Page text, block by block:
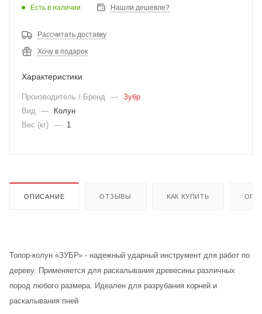
Есть в наличии Нашли дешевле?
Рассчитать доставку
Хочу в подарок
Характеристики
Производитель / Бренд — Зубр
Вид —
Колун
Вес (кг) — 1
ОПИСАНИЕ ОТЗЫВЫ КАК КУПИТЬ
Топор-колун «ЗУБР» - надежный ударный инструмент для работ по
дереву. Применяется для раскалывания древесины различных
пород любого размера. Идеален для разрубания корней и
раскалывания пней